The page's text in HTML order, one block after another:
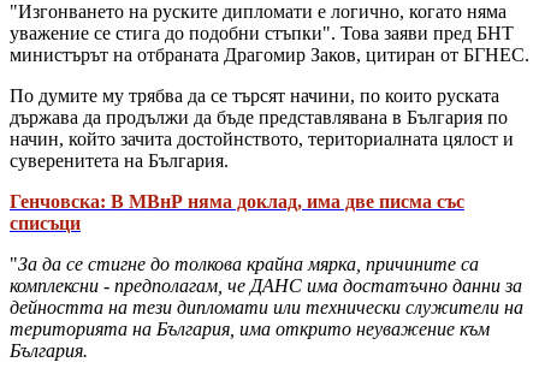
"Изгонването на руските дипломати е логично, когато няма
уважение се стига до подобни стъпки". Това заяви пред БНТ
министърът на отбраната Драгомир Заков, цитиран от БГНЕС.
По думите му трябва да се търсят начини, по които руската
държава да продължи да бъде представлявана в България по
начин, който зачита достойнството, териториалната цялост и
суверенитета на България.
Генчовска: В МВнР няма доклад, има две писма със
списъци
"За да се стигне до толкова крайна мярка, причините са
комплексни - предполагам, че ДАНС има достатъчно данни за
дейността на тези дипломати или технически служители на
територията на България, има открито неуважение към
България.